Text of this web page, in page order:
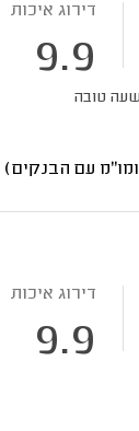
דירוג איכות
9.9
טובה
עם הבנקים)
דירוג איכות
9.9